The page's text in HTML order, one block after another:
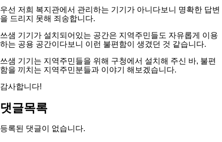
우선 저희 복지관에서 관리하는 기기가 아니다보니 명확한 답변
을 드리지 못해 죄송합니다.
쓰샘 기기가 설치되어있는 공간은 지역주민들도 자유롭게 이용
하는 공용 공간이다보니 이런 불편함이 생겼던 것 같습니다.
쓰샘 기기는 지역주민들을 위해 구청에서 설치해 주신 바, 불편
함을 끼치는 지역주민분들과 이야기 해보겠습니다.
감사합니다!
댓글목록
등록된 댓글이 없습니다.